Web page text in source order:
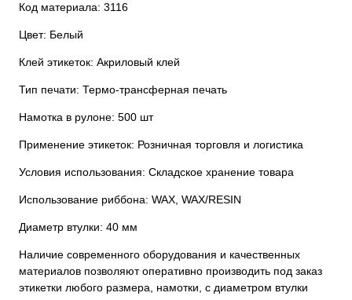
Код материала: 3116
Цвет: Белый
Клей этикеток: Акриловый клей
Тип печати: Термо-трансферная печать
Намотка в рулоне: 500 шт
Применение этикеток: Розничная торговля и логистика
Условия использования: Складское хранение товара
Использование риббона: WAX, WAX/RESIN
Диаметр втулки: 40 мм
Наличие современного оборудования и качественных
материалов позволяют оперативно производить под заказ
этикетки любого размера, намотки, с диаметром втулки